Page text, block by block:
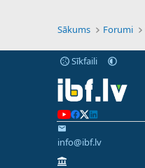
Sākums Forumi
Sīkfaili
info@ibf.lv